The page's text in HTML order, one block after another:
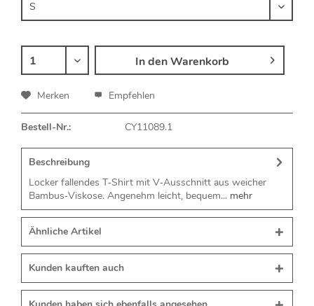
In denWarenkorb
Merken Empfehlen
Bestell-Nr.: CY11089.1
Beschreibung
Locker fallendes T‑Shirt mit V‑Ausschnitt aus weicher
Bambus‑Viskose. Angenehm leicht, bequem... mehr
Ähnliche Artikel
Kunden kauften auch